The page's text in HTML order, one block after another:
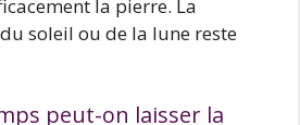
la pierre. La
soleil ou de la lune reste
peut-on laisser la